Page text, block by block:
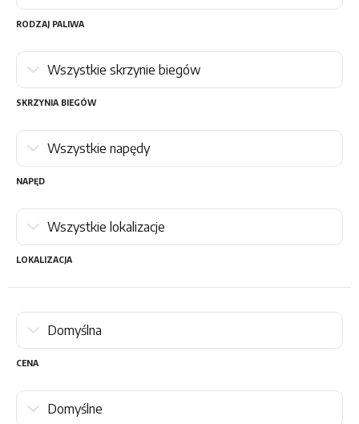
RODZAJ PALIWA
SKRZYNIA BIEGÓW
NAPĘD
LOKALIZACJA
CENA